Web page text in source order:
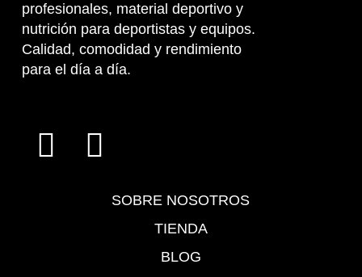
profesionales, material deportivo y
nutrición para deportistas y equipos.
Calidad, comodidad y rendimiento
para el día a día.
SOBRE NOSOTROS
TIENDA
BLOG